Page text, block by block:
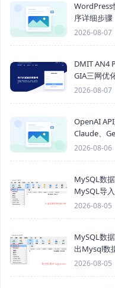
WordPress
序详细步骤
2026-08-07
DMIT AN4
GIA三网优
2026-08-07
OpenAI
Claude、
2026-08-06
MySQL数
MySQL导
2026-08-05
MySQL数
出Mysql数
2026-08-05